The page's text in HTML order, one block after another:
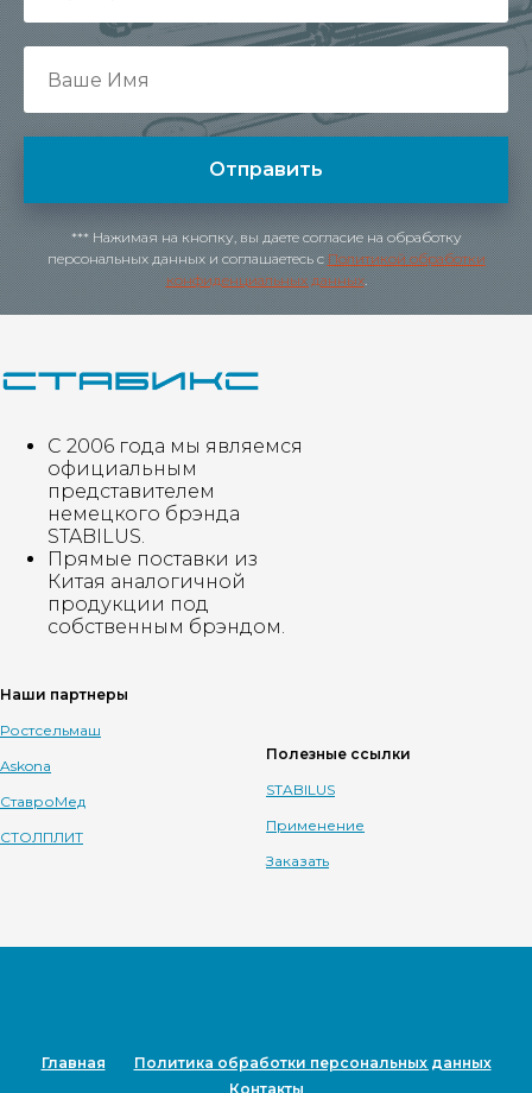
Отправить
*** Нажимая на кнопку, вы даете согласие на обработку
персональных данных и соглашаетесь c Политикой обработки
конфиденциальных данных.
С 2006 года мы являемся
официальным
представителем
немецкого брэнда
STABILUS.
Прямые поставки из
Китая аналогичной
продукции под
собственным брэндом.
Наши партнеры
Ростсельмаш
Askona
СтавроМед
СТОЛПЛИТ
Полезные ссылки
STABILUS
Применение
Заказать
Главная
Политика обработки персональных данных
Контакты